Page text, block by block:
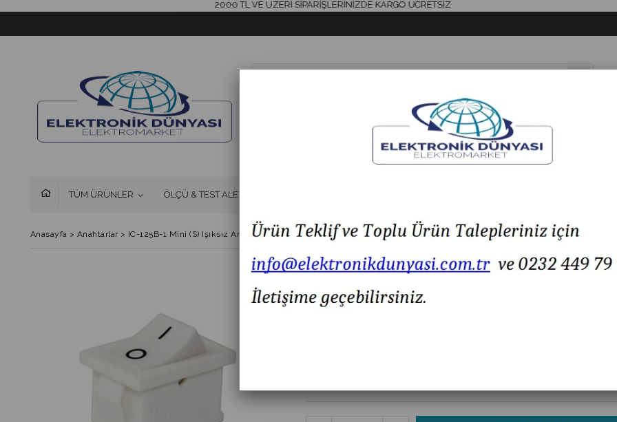
2000 TL VE ÜZERİ SİPARİŞLERİNİZDE KARGO ÜCRETSİZ
TÜM ÜRÜNLER ÖLÇÜ & TEST ALETLERİ
Anasayfa > Anahtarlar> IC-125B-1 Mini (S) Işıksız Anahtar ON-OFF
IC-125B-1 Mini (S) Işıksız Anahtar ON-OFF